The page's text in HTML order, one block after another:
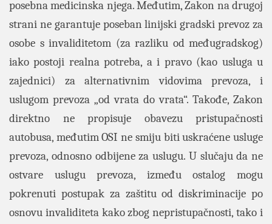
posebna medicinska njega. Međutim, Zakon na drugoj
strani ne garantuje poseban linijski gradski prevoz za
osobe s invaliditetom (za razliku od međugradskog)
iako postoji realna potreba, a i pravo (kao usluga u
zajednici) za alternativnim vidovima prevoza, i
uslugom prevoza „od vrata do vrata“. Takođe, Zakon
direktno ne propisuje obavezu pristupačnosti
autobusa, međutim OSI ne smiju biti uskraćene usluge
prevoza, odnosno odbijene za uslugu. U slučaju da ne
ostvare uslugu prevoza, između ostalog mogu
pokrenuti postupak za zaštitu od diskriminacije po
osnovu invaliditeta kako zbog nepristupačnosti, tako i